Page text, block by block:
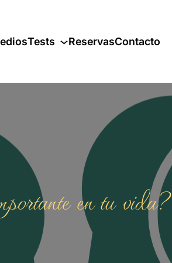
Tests ReservasContacto
en tu vida?